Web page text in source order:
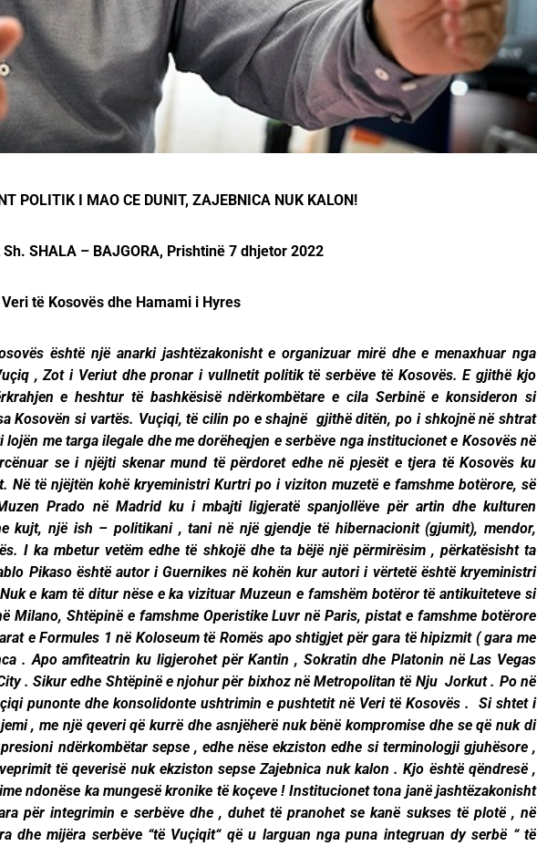
POLITIK I MAO CE DUNIT, ZAJEBNICA NUK KALON!
Sh. SHALA – BAJGORA, Prishtinë 7 dhjetor 2022
të Kosovës dhe Hamami i Hyres
është një anarki jashtëzakonisht e organizuar mirë dhe e menaxhuar nga
, Zot i Veriut dhe pronar i vullnetit politik të serbëve të Kosovës. E gjithë kjo
e heshtur të bashkësisë ndërkombëtare e cila Serbinë e konsideron si
Kosovën si vartës. Vuçiqi, të cilin po e shajnë gjithë ditën, po i shkojnë në shtrat
lojën me targa ilegale dhe me dorëheqjen e serbëve nga institucionet e Kosovës në
se i njëjti skenar mund të përdoret edhe në pjesët e tjera të Kosovës ku
Në të njëjtën kohë kryeministri Kurtri po i viziton muzetë e famshme botërore, së
Prado në Madrid ku i mbajti ligjeratë spanjollëve për artin dhe kulturen
kujt, një ish – politikani , tani në një gjendje të hibernacionit (gjumit), mendor,
I ka mbetur vetëm edhe të shkojë dhe ta bëjë një përmirësim , përkatësisht ta
Pikaso është autor i Guernikes në kohën kur autori i vërtetë është kryeministri
e kam të ditur nëse e ka vizituar Muzeun e famshëm botëror të antikuiteteve si
Milano, Shtëpinë e famshme Operistike Luvr në Paris, pistat e famshme botërore
e Formules 1 në Koloseum të Romës apo shtigjet për gara të hipizmit ( gara me
. Apo amfiteatrin ku ligjerohet për Kantin , Sokratin dhe Platonin në Las Vegas
. Sikur edhe Shtëpinë e njohur për bixhoz në Metropolitan të Nju Jorkut . Po në
punonte dhe konsolidonte ushtrimin e pushtetit në Veri të Kosovës . Si shtet i
, me një qeveri që kurrë dhe asnjëherë nuk bënë kompromise dhe se që nuk di
ndërkombëtar sepse , edhe nëse ekziston edhe si terminologji gjuhësore ,
të qeverisë nuk ekziston sepse Zajebnica nuk kalon . Kjo është qëndresë ,
ndonëse ka mungesë kronike të koçeve ! Institucionet tona janë jashtëzakonisht
për integrimin e serbëve dhe , duhet të pranohet se kanë sukses të plotë , në
dhe mijëra serbëve “të Vuçiqit“ që u larguan nga puna integruan dy serbë “ të